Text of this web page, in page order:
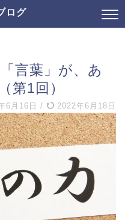
ログ
言葉」が、あ
第1回）
6月16日 / 2022年6月18日